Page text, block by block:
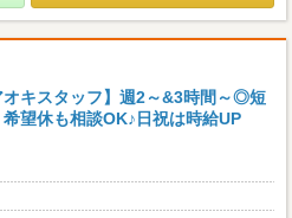
オキスタッフ】週2～&3時間～◎短
望休も相談OK♪日祝は時給UP